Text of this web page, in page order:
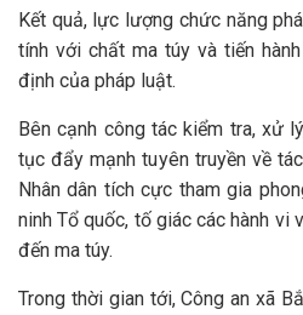
Kết quả, lực lượng chức năng
tính với chất ma túy và tiến
định của pháp luật.
Bên cạnh công tác kiểm tra, xử
tục đẩy mạnh tuyên truyền về
Nhân dân tích cực tham gia
ninh Tổ quốc, tố giác các hành vi
đến ma túy.
Trong thời gian tới, Công an xã